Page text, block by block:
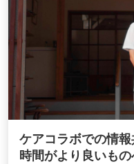
ケアコラボでの情
時間がより良いも